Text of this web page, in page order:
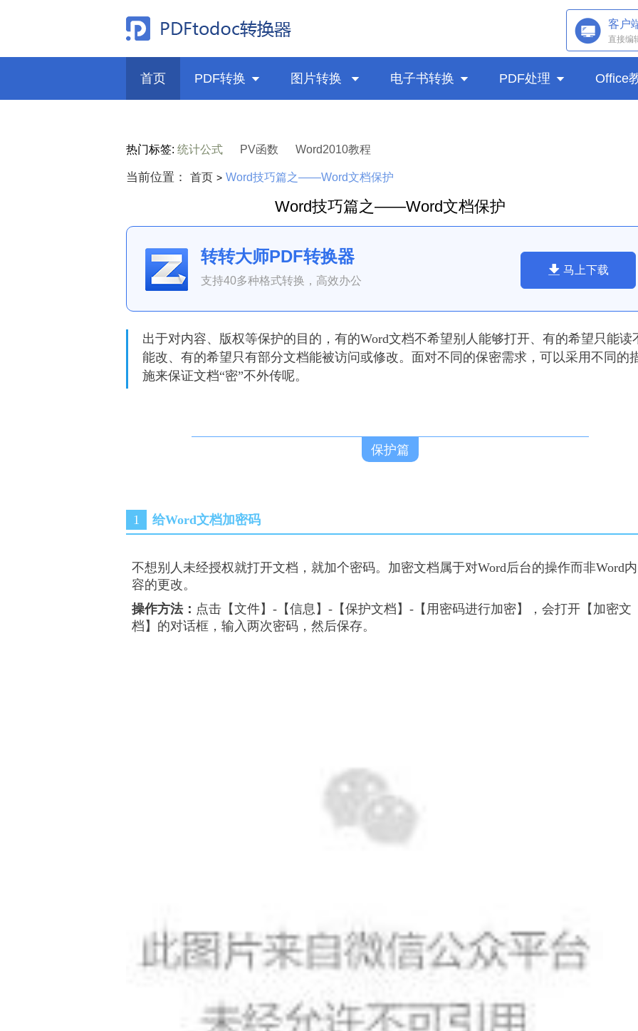
客户
直接编
首页 PDF转换  图片转换  电子书转换  PDF处理  Office
热门标签: 统计公式 PV函数 Word2010教程
当前位置： 首页 > Word技巧篇之——Word文档保护
Word技巧篇之——Word文档保护
转转大师PDF转换器
支持40多种格式转换，高效办公
马上下载
出于对内容、版权等保护的目的，有的Word文档不希望别人能够打开、有的希望只能读
能改、有的希望只有部分文档能被访问或修改。面对不同的保密需求，可以采用不同的
施来保证文档“密”不外传呢。
保护篇
1 给Word文档加密码
不想别人未经授权就打开文档，就加个密码。 加密文档属于对Word后台的操作而非Word内
容的更改。
操作方法： 点击【文件】-【信息 】-【保护文档 】-【 用密码进行加密】，会打开【 加密文
档 】的对话框，输入两次密码，然后保存。